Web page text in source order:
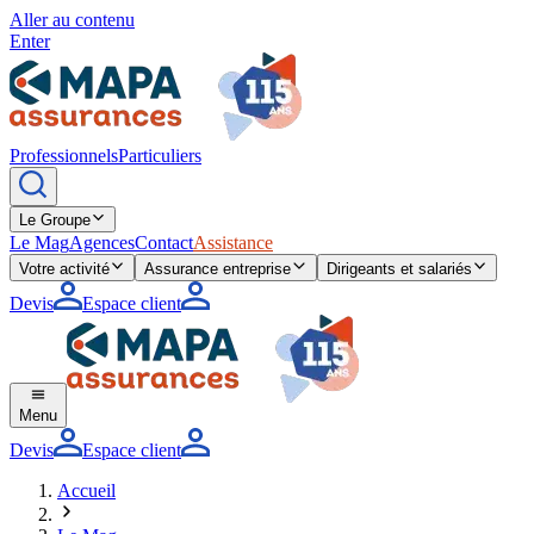
Aller au contenu
Enter
ProfessionnelsParticuliers
Le Groupe
Le MagAgencesContactAssistance
Votre activité Assurance entreprise Dirigeants et salariés
Devis Espace client
Menu
Devis
Espace client
Accueil